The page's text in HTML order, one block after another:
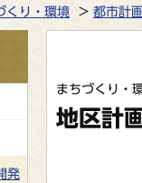
くり・環境 都市計
まちづくり・
地区計
発